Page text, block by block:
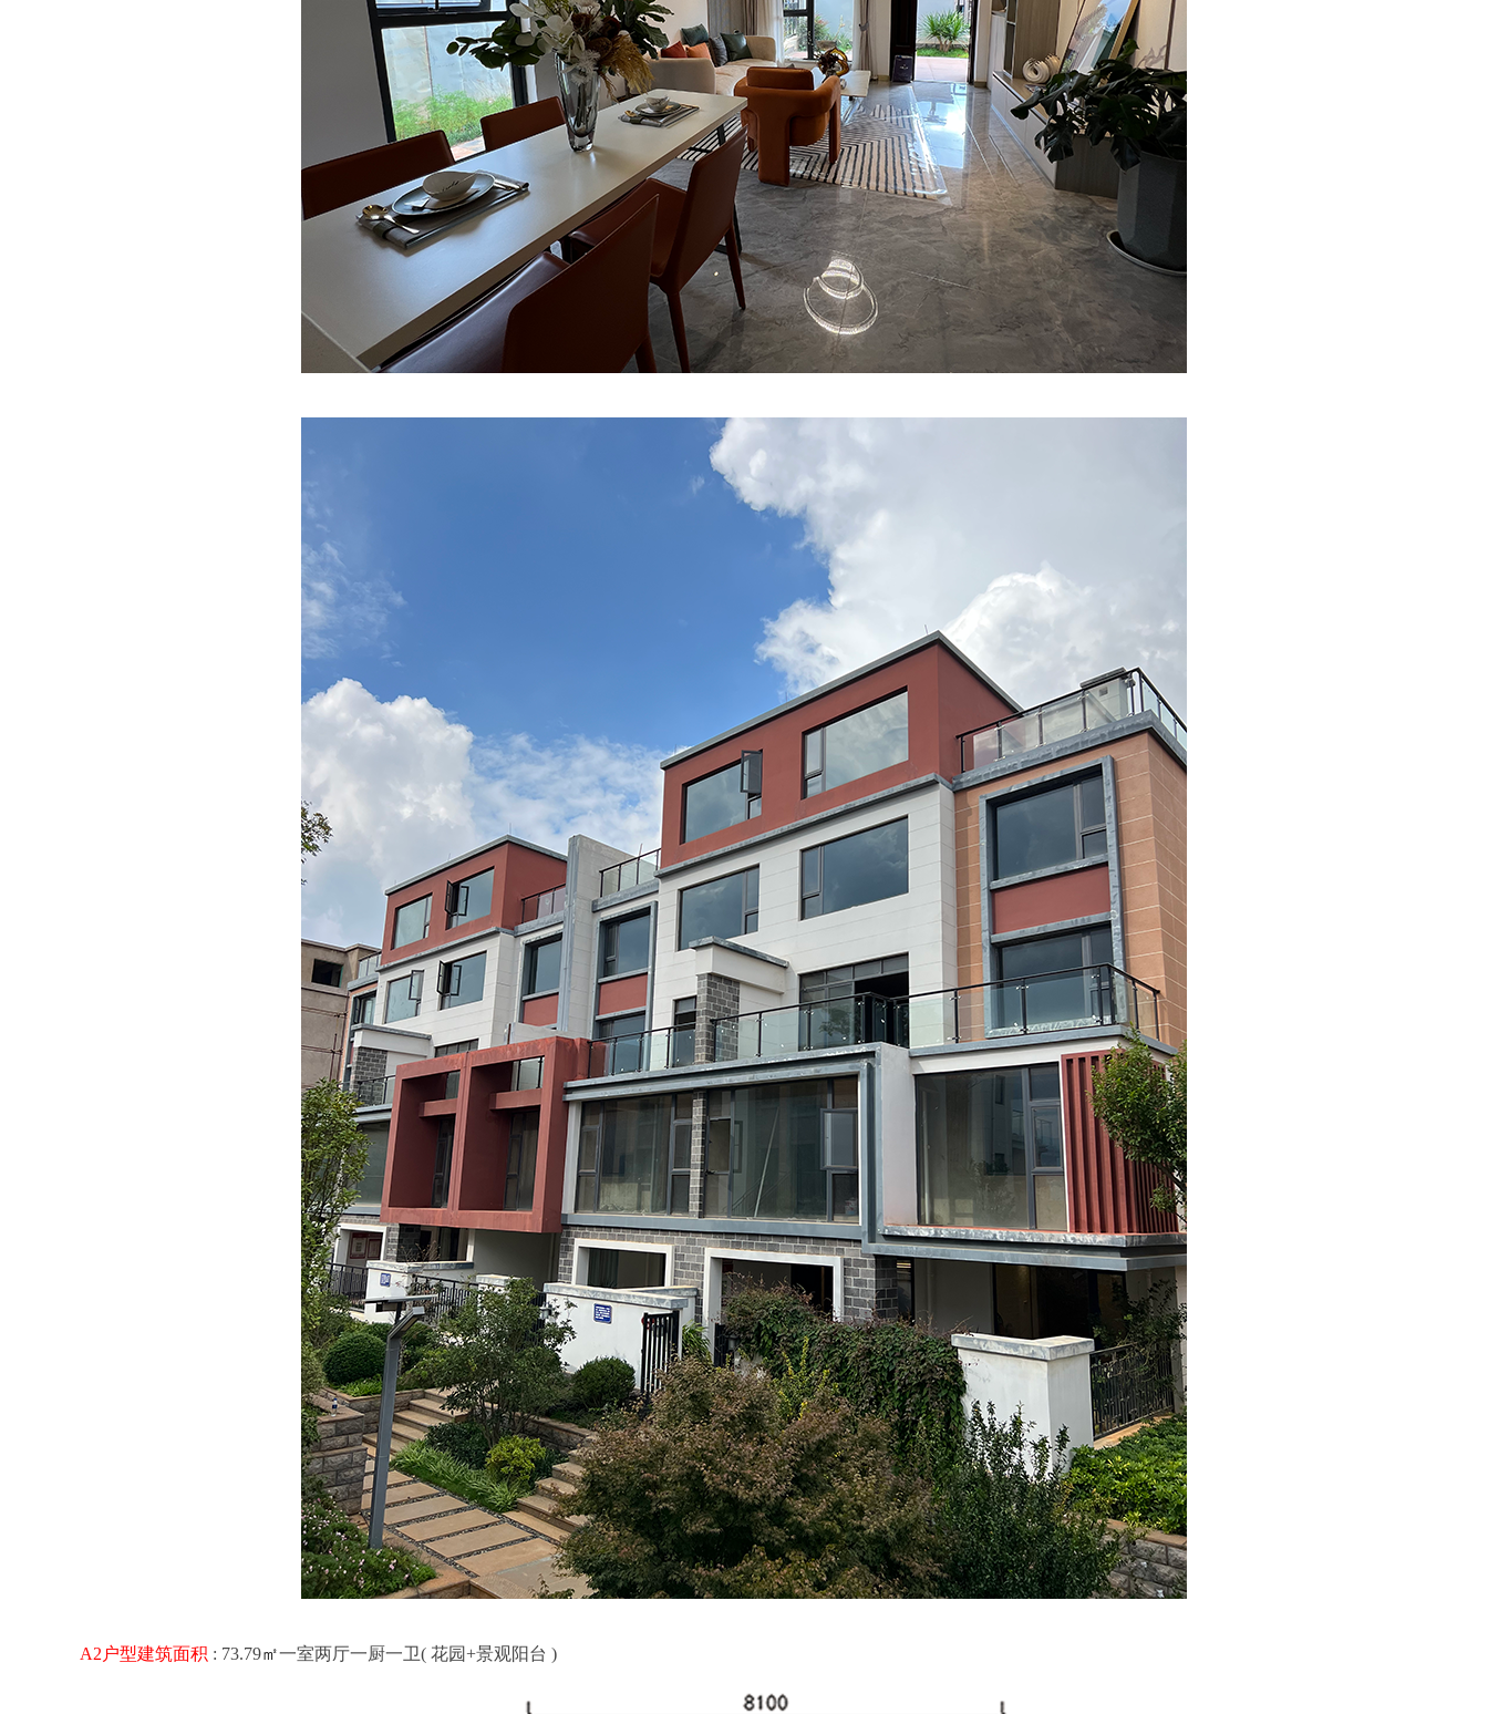
A2户型建筑面积 : 73.79㎡一室两厅一厨一卫( 花园+景观阳台 )